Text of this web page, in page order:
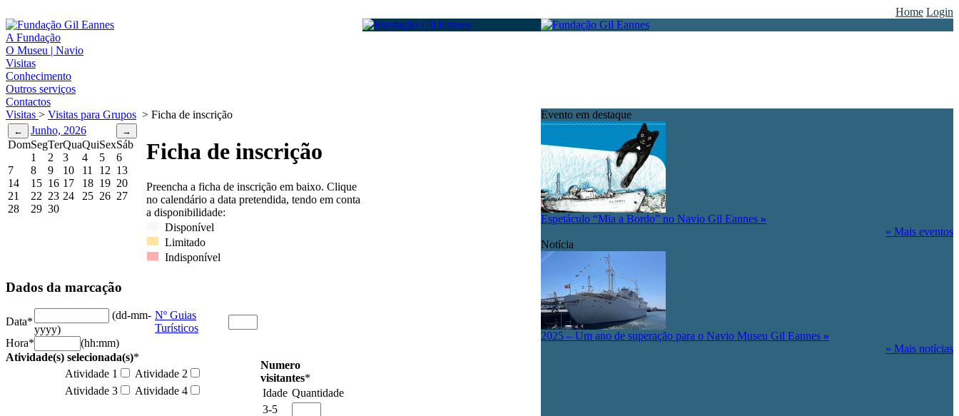
Home Login
A Fundação
O Museu | Navio
Visitas
Conhecimento
Outros serviços
Contactos
Visitas > Visitas para Grupos > Ficha de inscrição
Junho, 2026
DomSegTerQuaQuiSexSáb
1
2 3 4 5
6
7
8 9 10 11 12 13
14
15 16 17 18 19 20
21
22 23 24 25 26 27
28
29 30
Ficha de inscrição
Preencha a ficha de inscrição em baixo. Clique
no calendário a data pretendida, tendo em conta
a disponibilidade:
Disponível
Limitado
Indisponível
Dados da marcação
Data*
(dd-mm-
yyyy)
Nº Guias
Turísticos
Hora*
(hh:mm)
Atividade(s) selecionada(s)*
Atividade 1
Atividade 2
Atividade 3
Atividade 4
Numero
visitantes*
Idade Quantidade
3-5
Evento em destaque
Espetáculo “Mia a Bordo” no Navio Gil Eannes »
» Mais eventos
Notícia
2025 – Um ano de superação para o Navio Museu Gil Eannes »
» Mais notícias